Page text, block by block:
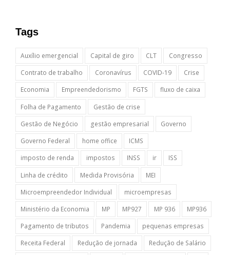
Tags
Auxílio emergencial Capital de giro CLT
Congresso
Contrato de trabalho
Coronavírus COVID-19
Crise
Economia
Empreendedorismo FGTS
fluxo de caixa
Folha de Pagamento
Gestão de crise
Gestão de Negócio
gestão empresarial
Governo
Governo Federal
home office
ICMS
imposto de renda
impostos INSS ir
ISS
Linha de crédito
Medida Provisória
MEI
Microempreendedor Individual
microempresas
Ministério da Economia
MP MP927 MP 936
MP936
Pagamento de tributos
Pandemia
pequenas empresas
Receita Federal
Redução de jornada
Redução de Salário